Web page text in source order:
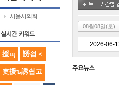
서울시의회
援щ 誘쇱＜
吏援ъ誘쇱고
08월08일(토)